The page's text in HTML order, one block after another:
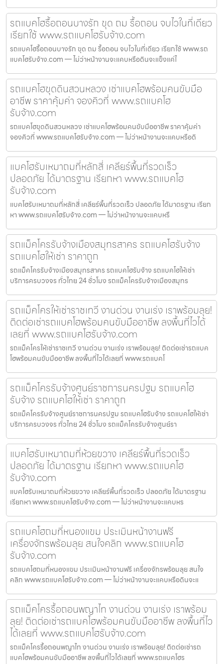
รถแบคโฮรื้อถอนบางรัก ขุด ถม รื้อถอน จบไวในที่เดียว
เรียกใช้ www.รถแบคโฮรับจ้าง.com
รถแบคโฮรื้อถอนบางรัก ขุด ถม รื้อถอน จบไวในที่เดียว เรียกใช้ www.รถ
แบคโฮรับจ้าง.com — ไม่ว่าหน้างานจะแคบหรือดินจะแข็งแค่ไ
รถแบคโฮขุดดินสวนหลวง เช่าแบคโฮพร้อมคนขับมือ
อาชีพ ราคาคุ้มค่า จองคิวที่ www.รถแบคโฮ
รับจ้าง.com
รถแบคโฮขุดดินสวนหลวง เช่าแบคโฮพร้อมคนขับมืออาชีพ ราคาคุ้มค่า
จองคิวที่ www.รถแบคโฮรับจ้าง.com — ไม่ว่าหน้างานจะแคบหรือดิ
แบคโฮรับเหมาถมที่หลักสี่ เคลียร์พื้นที่รวดเร็ว
ปลอดภัย ได้มาตรฐาน เรียกหา www.รถแบคโฮ
รับจ้าง.com
แบคโฮรับเหมาถมที่หลักสี่ เคลียร์พื้นที่รวดเร็ว ปลอดภัย ได้มาตรฐาน เรียก
หา www.รถแบคโฮรับจ้าง.com — ไม่ว่าหน้างานจะแคบหรื
รถแม็คโครรับจ้างเมืองสมุทรสาคร รถแบคโฮรับจ้าง
รถแบคโฮให้เช่า ราคาถูก
รถแม็คโครรับจ้างเมืองสมุทรสาคร รถแบคโฮรับจ้าง รถแบคโฮให้เช่า
บริการครบวงจร ทั่วไทย 24 ชั่วโมง รถแม็คโครรับจ้างเมืองสมุทร
รถแม็คโครให้เช่าราชเทวี งานด่วน งานเร่ง เราพร้อมลุย!
ติดต่อเช่ารถแบคโฮพร้อมคนขับมืออาชีพ ลงพื้นที่ไวได้
เลยที่ www.รถแบคโฮรับจ้าง.com
รถแม็คโครให้เช่าราชเทวี งานด่วน งานเร่ง เราพร้อมลุย! ติดต่อเช่ารถแบค
โฮพร้อมคนขับมืออาชีพ ลงพื้นที่ไวได้เลยที่ www.รถแบคโ
รถแม็คโครรับจ้างศูนย์ราชการนครปฐม รถแบคโฮ
รับจ้าง รถแบคโฮให้เช่า ราคาถูก
รถแม็คโครรับจ้างศูนย์ราชการนครปฐม รถแบคโฮรับจ้าง รถแบคโฮให้เช่า
บริการครบวงจร ทั่วไทย 24 ชั่วโมง รถแม็คโครรับจ้างศูนย์รา
แบคโฮรับเหมาถมที่ห้วยขวาง เคลียร์พื้นที่รวดเร็ว
ปลอดภัย ได้มาตรฐาน เรียกหา www.รถแบคโฮ
รับจ้าง.com
แบคโฮรับเหมาถมที่ห้วยขวาง เคลียร์พื้นที่รวดเร็ว ปลอดภัย ได้มาตรฐาน
เรียกหา www.รถแบคโฮรับจ้าง.com — ไม่ว่าหน้างานจะแคบหร
รถแบคโฮถมที่หนองแขม ประเมินหน้างานฟรี
เครื่องจักรพร้อมลุย สนใจคลิก www.รถแบคโฮ
รับจ้าง.com
รถแบคโฮถมที่หนองแขม ประเมินหน้างานฟรี เครื่องจักรพร้อมลุย สนใจ
คลิก www.รถแบคโฮรับจ้าง.com — ไม่ว่าหน้างานจะแคบหรือดินจะแ
รถแม็คโครรื้อถอนพญาไท งานด่วน งานเร่ง เราพร้อม
ลุย! ติดต่อเช่ารถแบคโฮพร้อมคนขับมืออาชีพ ลงพื้นที่ไว
ได้เลยที่ www.รถแบคโฮรับจ้าง.com
รถแม็คโครรื้อถอนพญาไท งานด่วน งานเร่ง เราพร้อมลุย! ติดต่อเช่ารถ
แบคโฮพร้อมคนขับมืออาชีพ ลงพื้นที่ไวได้เลยที่ www.รถแบคโฮร